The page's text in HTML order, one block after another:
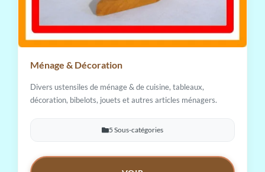
Ménage & Décoration
Divers ustensiles de ménage & de cuisine, tableaux,
décoration, bibelots, jouets et autres articles ménagers.
5 Sous-catégories